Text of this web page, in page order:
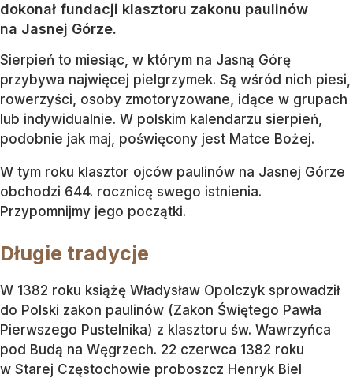
dokonał fundacji klasztoru zakonu paulinów
na Jasnej Górze.
Sierpień to miesiąc, w którym na Jasną Górę
przybywa najwięcej pielgrzymek. Są wśród nich piesi,
rowerzyści, osoby zmotoryzowane, idące w grupach
lub indywidualnie. W polskim kalendarzu sierpień,
podobnie jak maj, poświęcony jest Matce Bożej.
W tym roku klasztor ojców paulinów na Jasnej Górze
obchodzi 644. rocznicę swego istnienia.
Przypomnijmy jego początki.
Długie tradycje
W 1382 roku książę Władysław Opolczyk sprowadził
do Polski zakon paulinów (Zakon Świętego Pawła
Pierwszego Pustelnika) z klasztoru św. Wawrzyńca
pod Budą na Węgrzech. 22 czerwca 1382 roku
w Starej Częstochowie proboszcz Henryk Biel